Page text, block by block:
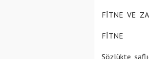
FİTNE VE
FİTNE
Sözlükte,